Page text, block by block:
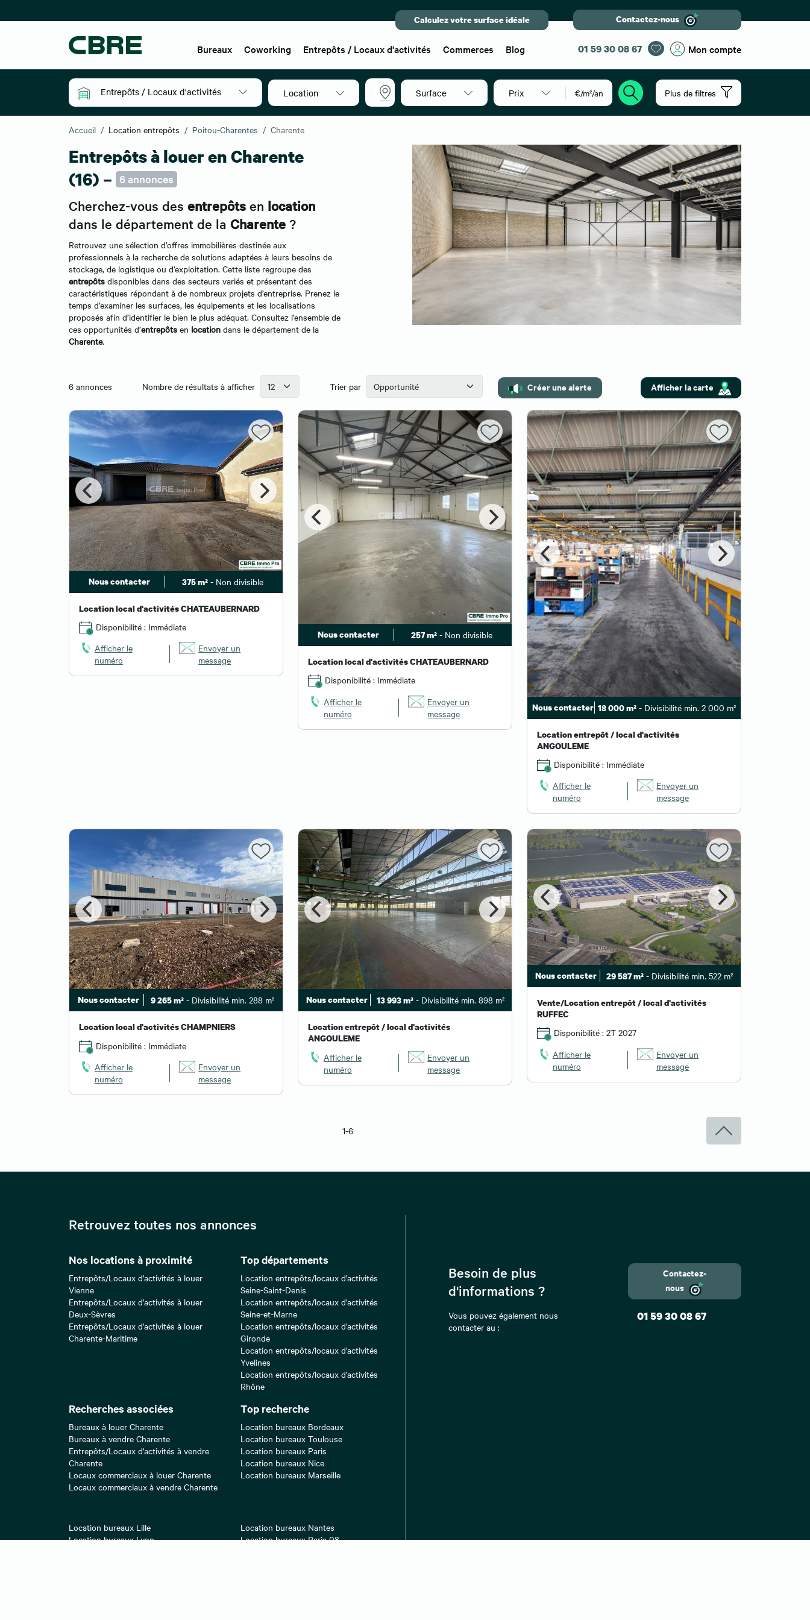
Calculez votre surface idéale Contactez-nous
Bureaux Coworking Entrepôts / Locaux d'activités Commerces Blog 01 59 30 08 67 Mon compte
Entrepôts / Locaux d'activités Location Charente
Surface Prix €/m²/an Plus de filtres
Accueil Location entrepôts Poitou-Charentes Charente
Entrepôts à louer en Charente
(16) –
6 annonces
Cherchez-vous des entrepôts en location
dans le département de la Charente ?
Retrouvez une sélection d’offres immobilières destinée aux
professionnels à la recherche de solutions adaptées à leurs besoins de
stockage, de logistique ou d’exploitation. Cette liste regroupe des
entrepôts disponibles dans des secteurs variés et présentant des
caractéristiques répondant à de nombreux projets d’entreprise. Prenez le
temps d’examiner les surfaces, les équipements et les localisations
proposés afin d’identifier le bien le plus adéquat. Consultez l’ensemble de
ces opportunités d’entrepôts en location dans le département de la
Charente.
6 annonces Nombre de résultats à afficher Trier par Créer une alerte Afficher la carte
Nous contacter 375 m² - Non divisible
Location local d'activités CHATEAUBERNARD
Disponibilité : Immédiate
Afficher le
numéro
Envoyer un
message
Nous contacter 257 m² - Non divisible
Location local d'activités CHATEAUBERNARD
Disponibilité : Immédiate
Afficher le
numéro
Envoyer un
message
Nous contacter 18 000 m²- Divisibilité min. 2 000 m²
Location entrepôt / local d'activités
ANGOULEME
Disponibilité : Immédiate
Afficher le
numéro
Envoyer un
message
Nous contacter 9 265 m²- Divisibilité min. 288 m²
Location local d'activités CHAMPNIERS
Disponibilité : Immédiate
Afficher le
numéro
Envoyer un
message
Nous contacter 13 993 m²- Divisibilité min. 898 m²
Location entrepôt / local d'activités
ANGOULEME
Afficher le
numéro
Envoyer un
message
Nous contacter 29 587 m² - Divisibilité min. 522 m²
Vente/Location entrepôt / local d'activités
RUFFEC
Disponibilité : 2T 2027
Afficher le
numéro
Envoyer un
message
1-6
Retrouvez toutes nos annonces
Nos locations à proximité
Entrepôts/Locaux d'activités à louer
Vienne
Entrepôts/Locaux d'activités à louer
Deux-Sèvres
Entrepôts/Locaux d'activités à louer
Charente-Maritime
Top départements
Location entrepôts/locaux d'activités
Seine-Saint-Denis
Location entrepôts/locaux d'activités
Seine-et-Marne
Location entrepôts/locaux d'activités
Gironde
Location entrepôts/locaux d'activités
Yvelines
Location entrepôts/locaux d'activités
Rhône
Recherches associées
Bureaux à louer Charente
Bureaux à vendre Charente
Entrepôts/Locaux d'activités à vendre
Charente
Locaux commerciaux à louer Charente
Locaux commerciaux à vendre Charente
Top recherche
Location bureaux Bordeaux
Location bureaux Toulouse
Location bureaux Paris
Location bureaux Nice
Location bureaux Marseille
Location bureaux Lille
Location bureaux Lyon
Location bureaux Nantes
Location bureaux Paris 08
Besoin de plus
d'informations ?
Contactez-
nous
Vous pouvez également nous
contacter au :
01 59 30 08 67